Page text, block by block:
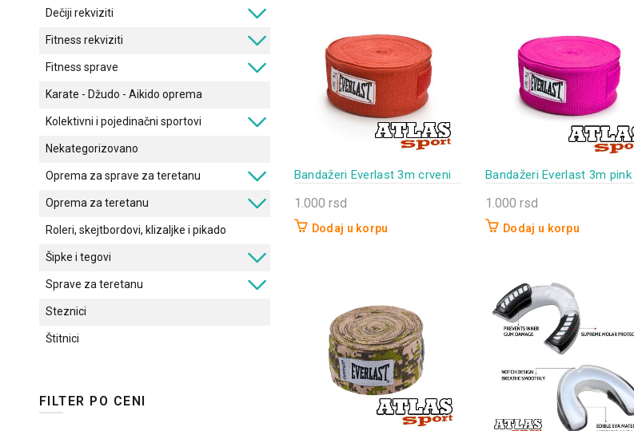
Bandažeri Everlast 3m crveni
1.000 rsd
Dodaj u korpu
Bandažeri Everlast 3m pink
1.000rsd
Dodaj u korpu
Dečiji rekviziti
Fitness rekviziti
Fitness sprave
Karate - Džudo - Aikido oprema
Kolektivni i pojedinačni sportovi
Nekategorizovano
Oprema za sprave za teretanu
Oprema za teretanu
Roleri, skejtbordovi, klizaljke i pikado
Šipke i tegovi
Sprave za teretanu
Steznici
Štitnici
FILTER PO CENI